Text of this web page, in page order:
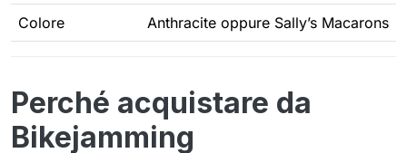
Colore Anthracite oppure Sally’s Macarons
Perché acquistare da
Bikejamming